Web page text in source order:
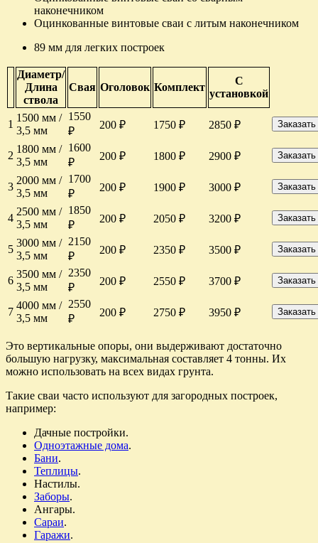
наконечником
Оцинкованные винтовые сваи с литым наконечником
89 мм для легких построек
Диаметр/
Длина
ствола
Свая Оголовок Комплект
С
установкой
1
1500 мм /
3,5 мм
1550
₽
200 ₽ 1750 ₽ 2850 ₽ Заказать
2
1800 мм /
3,5 мм
1600
₽
200 ₽ 1800 ₽ 2900 ₽ Заказать
3
2000 мм /
3,5 мм
1700
₽
200 ₽ 1900 ₽ 3000 ₽ Заказать
4
2500 мм /
3,5 мм
1850
₽
200 ₽ 2050 ₽ 3200 ₽ Заказать
5
3000 мм /
3,5 мм
2150
₽
200 ₽ 2350 ₽ 3500 ₽ Заказать
6
3500 мм /
3,5 мм
2350
₽
200 ₽ 2550 ₽ 3700 ₽ Заказать
7
4000 мм /
3,5 мм
2550
₽
200 ₽ 2750 ₽ 3950 ₽ Заказать
Это вертикальные опоры, они выдерживают достаточно
большую нагрузку, максимальная составляет 4 тонны. Их
можно использовать на всех видах грунта.
Такие сваи часто используют для загородных построек,
например:
Дачные постройки.
Одноэтажные дома.
Бани.
Теплицы.
Настилы.
Заборы.
Ангары.
Сараи.
Гаражи.